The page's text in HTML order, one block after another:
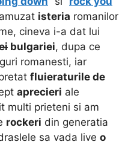
isteria romanilor
cineva i-a dat lui
bulgariei, dupa ce
romanesti, iar
fluieraturile de
aprecieri ale
multi prieteni si am
rockeri din generatia
sa vada live o